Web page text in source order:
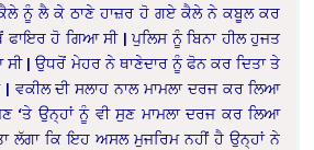
ਨੂੰ ਲੈ ਕੇ ਠਾਣੇ ਹਾਜ਼ਰ ਹੋ ਗਏ ਕੈਲੇ ਨੇ ਕਬੂਲ ਕਰ
ਫਾਇਰ ਹੋ ਗਿਆ ਸੀ | ਪੁਲਿਸ ਨੂੰ ਬਿਨਾ ਹੀਲ ਹੁਜਤ
| ਉਧਰੋਂ ਮੇਹਰ ਨੇ ਥਾਣੇਦਾਰ ਨੂੰ ਫੋਨ ਕਰ ਦਿਤਾ ਤੇ
| ਵਕੀਲ ਦੀ ਸਲਾਹ ਨਾਲ ਮਾਮਲਾ ਦਰਜ ਕਰ ਲਿਆ
‘ਤੇ ਉਨ੍ਹਾਂ ਨੂੰ ਵੀ ਸੁਣ ਮਾਮਲਾ ਦਰਜ ਕਰ ਲਿਆ
ਲੱਗਾ ਕਿ ਇਹ ਅਸਲ ਮੁਜਰਿਮ ਨਹੀਂ ਹੈ ਉਨ੍ਹਾਂ ਨੇ